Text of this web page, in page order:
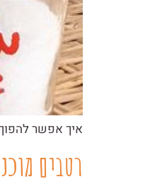
איך אפשר להפוך
רטבים